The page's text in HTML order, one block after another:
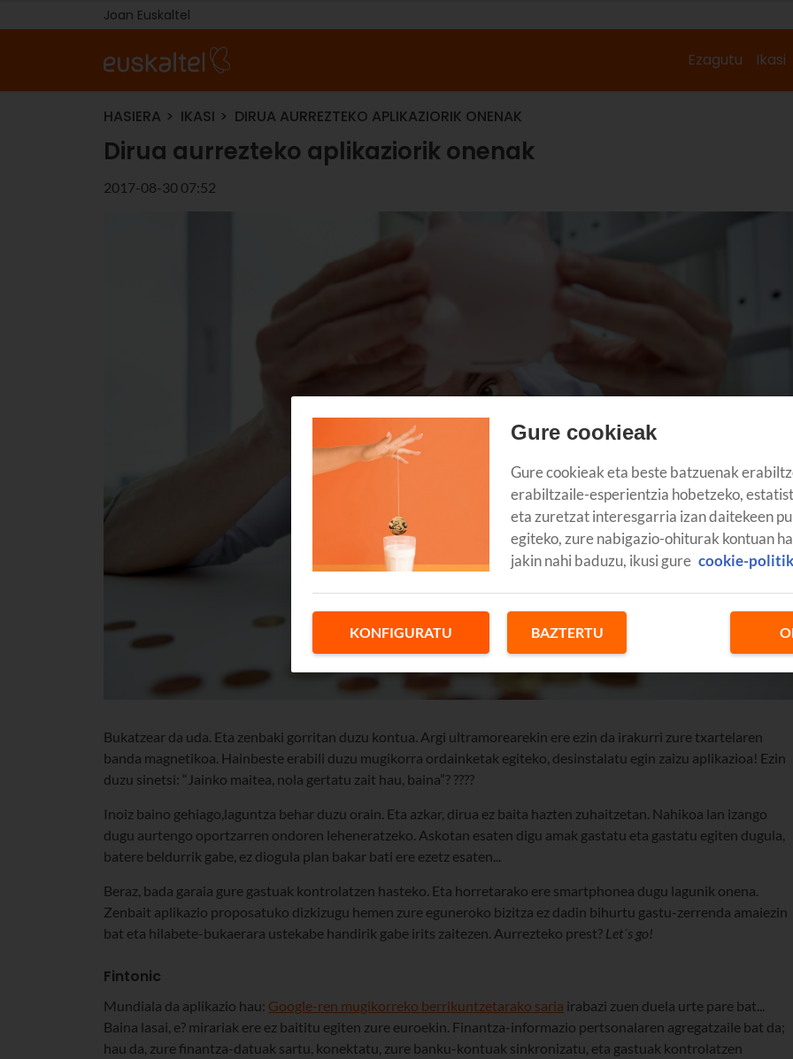
Joan Euskaltel
Ezagutu Ikasi
HASIERA IKASI DIRUA AURREZTEKO APLIKAZIORIK ONENAK
Dirua aurrezteko aplikaziorik onenak
2017-08-30 07:52
Bukatzear da uda. Eta zenbaki gorritan duzu kontua. Argi ultramorearekin ere ezin da irakurri zure txartelaren
banda magnetikoa. Hainbeste erabili duzu mugikorra ordainketak egiteko, desinstalatu egin zaizu aplikazioa! Ezin
duzu sinetsi: “Jainko maitea, nola gertatu zait hau, baina”? ????
Inoiz baino gehiago,laguntza behar duzu orain. Eta azkar, dirua ez baita hazten zuhaitzetan. Nahikoa lan izango
dugu aurtengo oportzarren ondoren leheneratzeko. Askotan esaten digu amak gastatu eta gastatu egiten dugula,
batere beldurrik gabe, ez diogula plan bakar bati ere ezetz esaten...
Beraz, bada garaia gure gastuak kontrolatzen hasteko. Eta horretarako ere smartphonea dugu lagunik onena.
Zenbait aplikazio proposatuko dizkizugu hemen zure eguneroko bizitza ez dadin bihurtu gastu-zerrenda amaiezin
bat eta hilabete-bukaerara ustekabe handirik gabe irits zaitezen. Aurrezteko prest? Let´s go!
Fintonic
Mundiala da aplikazio hau: Google-ren mugikorreko berrikuntzetarako saria irabazi zuen duela urte pare bat...
Baina lasai, e? mirariak ere ez baititu egiten zure euroekin. Finantza-informazio pertsonalaren agregatzaile bat da;
hau da, zure finantza-datuak sartu, konektatu, zure banku-kontuak sinkronizatu, eta gastuak kontrolatzen
Gure cookieak
Gure cookieak eta beste batzuenak
erabiltzaile-esperientzia hobetzeko,
eta zuretzat interesgarria izan daitekeen
egiteko, zure nabigazio-ohiturak kontuan
jakin nahi baduzu, ikusi gure cookie-
KONFIGURATU BAZTERTU